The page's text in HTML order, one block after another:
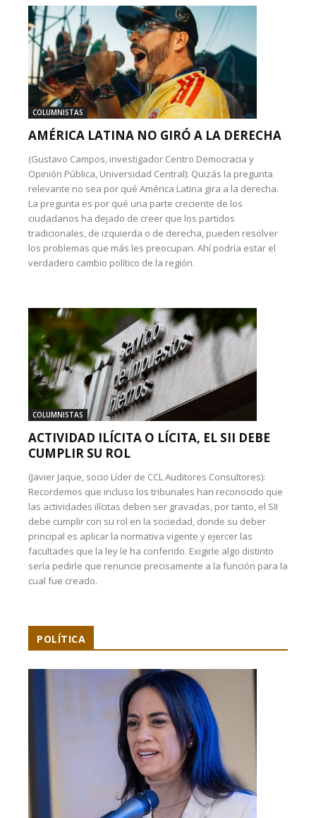
COLUMNISTAS
AMÉRICA LATINA NO GIRÓ A LA DERECHA
(Gustavo Campos, investigador Centro Democracia y
Opinión Pública, Universidad Central): Quizás la pregunta
relevante no sea por qué América Latina gira a la derecha.
La pregunta es por qué una parte creciente de los
ciudadanos ha dejado de creer que los partidos
tradicionales, de izquierda o de derecha, pueden resolver
los problemas que más les preocupan. Ahí podría estar el
verdadero cambio político de la región.
COLUMNISTAS
ACTIVIDAD ILÍCITA O LÍCITA, EL SII DEBE
CUMPLIR SU ROL
(Javier Jaque, socio Líder de CCL Auditores Consultores):
Recordemos que incluso los tribunales han reconocido que
las actividades ilícitas deben ser gravadas, por tanto, el SII
debe cumplir con su rol en la sociedad, donde su deber
principal es aplicar la normativa vigente y ejercer las
facultades que la ley le ha conferido. Exigirle algo distinto
sería pedirle que renuncie precisamente a la función para la
cual fue creado.
POLÍTICA